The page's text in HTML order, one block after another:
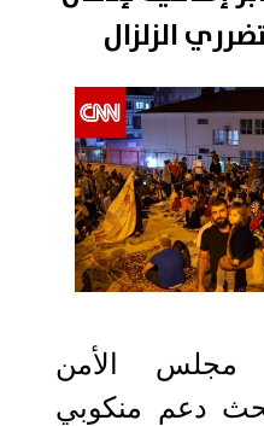
الزلزال
مجلس الأمن
دعم منكوبي